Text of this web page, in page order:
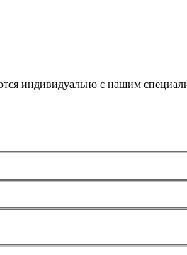
индивидуально с нашим